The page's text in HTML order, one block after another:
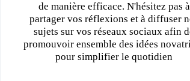
de manière efficace. N'hésitez pas à
partager vos réflexions et à diffuser
sujets sur vos réseaux sociaux afin
promouvoir ensemble des idées
pour simplifier le quotidien